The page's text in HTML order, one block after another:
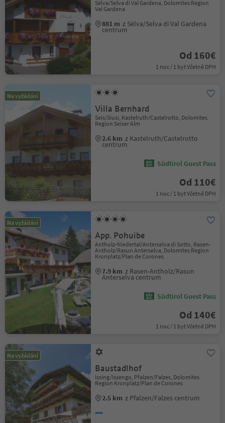
Sëlva/Selva di Val Gardena, Dolomites Region
Val Gardena
881 m z Sëlva/Selva di Val Gardena
centrum
Od 160€
1 noc / 1 byt Včetně DPH
Na vyžádání
Villa Bernhard
Seis/Siusi, Kastelruth/Castelrotto, Dolomites
Region Seiser Alm
2.6 km z Kastelruth/Castelrotto
centrum
Südtirol Guest Pass
Od 110€
1 noc / 1 byt Včetně DPH
Na vyžádání
App. Pohuibe
Antholz-Niedertal/Anterselva di Sotto, Rasen-
Antholz/Rasun Anterselva, Dolomites Region
Kronplatz/Plan de Corones
7.9 km z Rasen-Antholz/Rasun
Anterselva centrum
Südtirol Guest Pass
Od 140€
1 noc / 1 byt Včetně DPH
Na vyžádání
Baustadlhof
Issing/Issengo, Pfalzen/Falzes, Dolomites
Region Kronplatz/Plan de Corones
2.5 km z Pfalzen/Falzes centrum